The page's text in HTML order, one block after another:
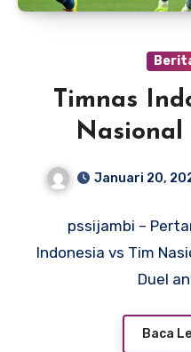
Timnas
Nasional
Januari 20,
pssijambi –
Indonesia vs Tim
Duel
Baca